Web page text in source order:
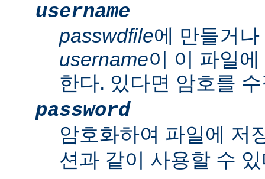
username
passwdfile에 만들거
username이 이 파일
한다. 있다면 암호를
password
암호화하여 파일에 저
션과 같이 사용할 수